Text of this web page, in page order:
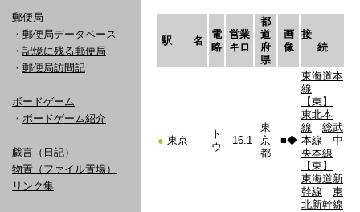
郵便局
・ 郵便局データベース
・ 記憶に残る郵便局
・ 郵便局訪問記
ボードゲーム
・ ボードゲーム紹介
戯言（日記）
物置（ファイル置場）
リンク集
駅 名
電
略
営業
キロ
都
道
府
県
画
像
接
続
● 東京
ト
ウ
16.1
東
京
都
■◆
東海道本
線
【東】
東北本
線
総武
本線
中
央本線
【東】
東海道新
幹線
東
北新幹線